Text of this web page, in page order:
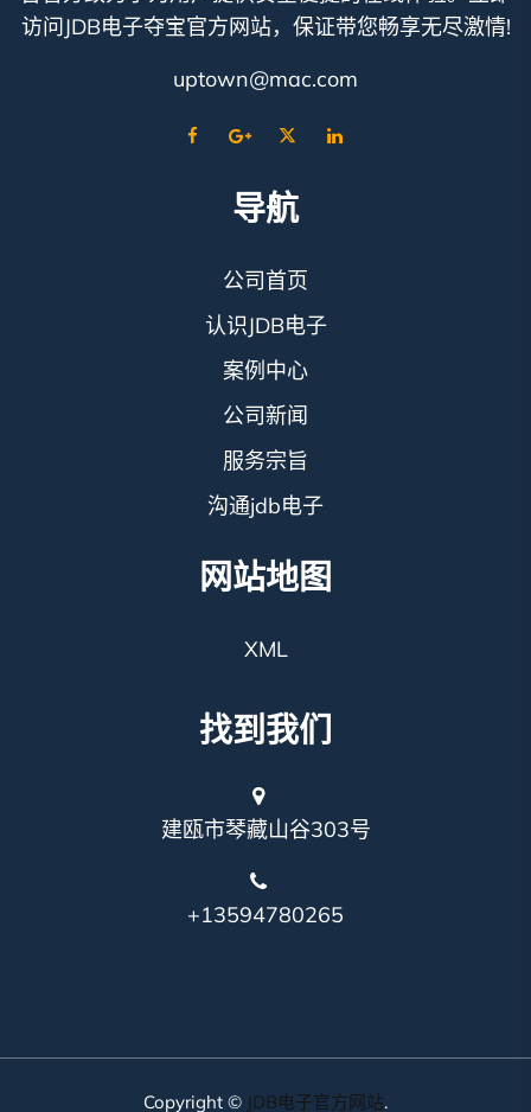
访问JDB电子夺宝官方网站，保证带您畅享无尽激情!
uptown@mac.com
导航
公司首页
认识JDB电子
案例中心
公司新闻
服务宗旨
沟通jdb电子
网站地图
XML
找到我们
建瓯市琴藏山谷303号
+13594780265
Copyright © JDB电子官方网站.